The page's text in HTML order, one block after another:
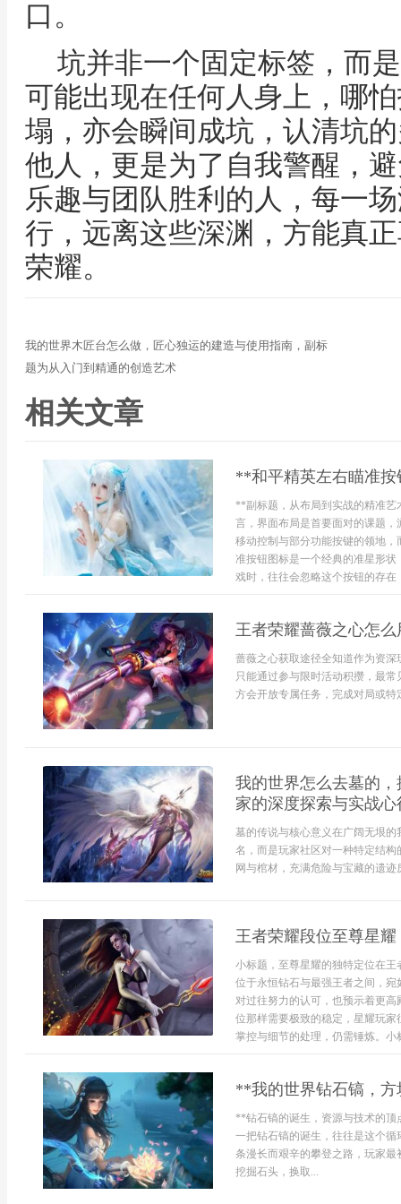
口。
坑并非一个固定标签，而
可能出现在任何人身上，哪
塌，亦会瞬间成坑，认清坑
他人，更是为了自我警醒，
乐趣与团队胜利的人，每一
行，远离这些深渊，方能真
荣耀。
我的世界木匠台怎么做，匠心独运的建造与使用指南，副标
题为从入门到精通的创造艺术
相关文章
**和平精英左右瞄准
**副标题，从布局到实战的精准
言，界面布局是首要面对的课题
移动控制与部分功能按键的领地
准按钮图标是一个经典的准星形
戏时，往往会忽略这个按钮的存在
王者荣耀蔷薇之心怎
蔷薇之心获取途径全知道作为资
只能通过参与限时活动积攒，最常
方会开放专属任务，完成对局或
我的世界怎么去墓的
家的深度探索与实战心
墓的传说与核心意义在广阔无垠
名，而是玩家社区对一种特定结
网与棺材，充满危险与宝藏的遗
王者荣耀段位至尊星
小标题，至尊星耀的独特定位在
位于永恒钻石与最强王者之间，
对过往努力的认可，也预示着更
位那样需要极致的稳定，星耀玩
掌控与细节的处理，仍需锤炼。小
**我的世界钻石镐，
**钻石镐的诞生，资源与技术的
一把钻石镐的诞生，往往是这个
条漫长而艰辛的攀登之路，玩家
挖掘石头，换取...